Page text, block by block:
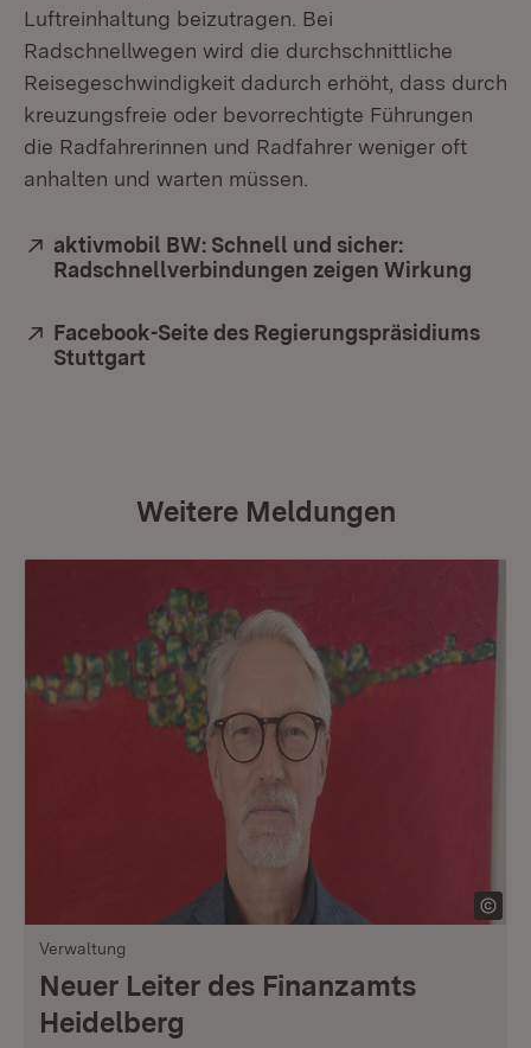
Luftreinhaltung beizutragen. Bei
Radschnellwegen wird die durchschnittliche
Reisegeschwindigkeit dadurch erhöht, dass durch
kreuzungsfreie oder bevorrechtigte Führungen
die Radfahrerinnen und Radfahrer weniger oft
anhalten und warten müssen.
Extern:
aktivmobil BW: Schnell und sicher:
Radschnellverbindungen zeigen Wirkung
Extern:
Facebook-Seite des Regierungspräsidiums
Stuttgart
Weitere Meldungen
Verwaltung
Neuer Leiter des Finanzamts
Heidelberg